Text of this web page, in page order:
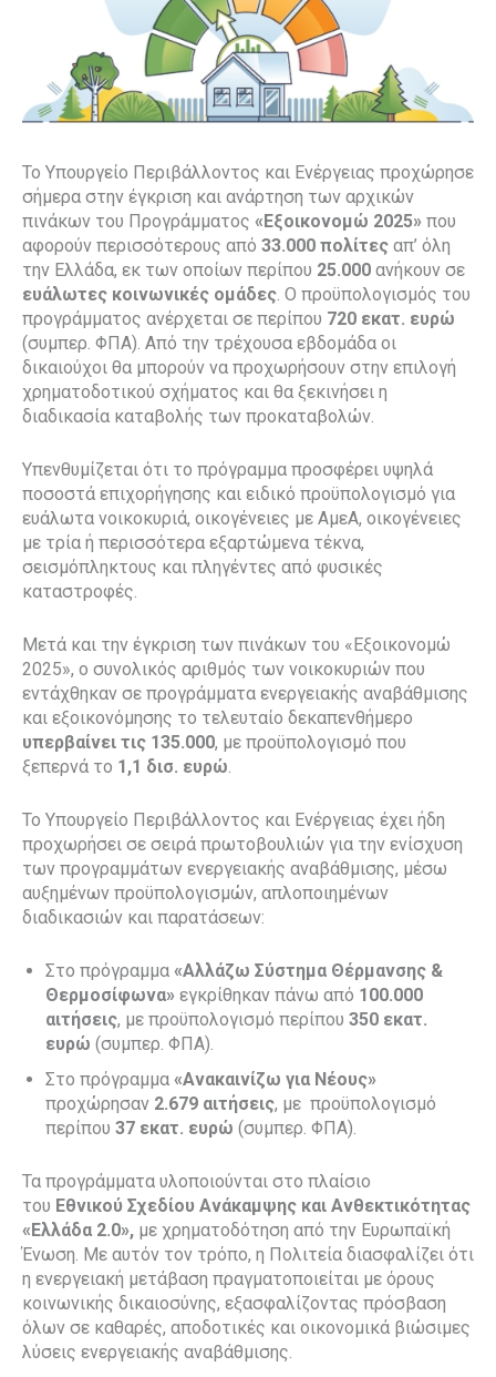
Το Υπουργείο Περιβάλλοντος και Ενέργειας προχώρησε
σήμερα στην έγκριση και ανάρτηση των αρχικών
πινάκων του Προγράμματος «Εξοικονομώ 2025» που
αφορούν περισσότερους από 33.000 πολίτες απ’ όλη
την Ελλάδα, εκ των οποίων περίπου 25.000 ανήκουν σε
ευάλωτες κοινωνικές ομάδες. Ο προϋπολογισμός του
προγράμματος ανέρχεται σε περίπου 720 εκατ. ευρώ
(συμπερ. ΦΠΑ). Από την τρέχουσα εβδομάδα οι
δικαιούχοι θα μπορούν να προχωρήσουν στην επιλογή
χρηματοδοτικού σχήματος και θα ξεκινήσει η
διαδικασία καταβολής των προκαταβολών.
Υπενθυμίζεται ότι το πρόγραμμα προσφέρει υψηλά
ποσοστά επιχορήγησης και ειδικό προϋπολογισμό για
ευάλωτα νοικοκυριά, οικογένειες με ΑμεΑ, οικογένειες
με τρία ή περισσότερα εξαρτώμενα τέκνα,
σεισμόπληκτους και πληγέντες από φυσικές
καταστροφές.
Μετά και την έγκριση των πινάκων του «Εξοικονομώ
2025», ο συνολικός αριθμός των νοικοκυριών που
εντάχθηκαν σε προγράμματα ενεργειακής αναβάθμισης
και εξοικονόμησης το τελευταίο δεκαπενθήμερο
υπερβαίνει τις 135.000, με προϋπολογισμό που
ξεπερνά το 1,1 δισ. ευρώ.
Το Υπουργείο Περιβάλλοντος και Ενέργειας έχει ήδη
προχωρήσει σε σειρά πρωτοβουλιών για την ενίσχυση
των προγραμμάτων ενεργειακής αναβάθμισης, μέσω
αυξημένων προϋπολογισμών, απλοποιημένων
διαδικασιών και παρατάσεων:
Στο πρόγραμμα «Αλλάζω Σύστημα Θέρμανσης &
Θερμοσίφωνα» εγκρίθηκαν πάνω από 100.000
αιτήσεις, με προϋπολογισμό περίπου 350 εκατ.
ευρώ (συμπερ. ΦΠΑ).
Στο πρόγραμμα «Ανακαινίζω για Νέους»
προχώρησαν 2.679 αιτήσεις, με προϋπολογισμό
περίπου 37 εκατ. ευρώ (συμπερ. ΦΠΑ).
Τα προγράμματα υλοποιούνται στο πλαίσιο
του Εθνικού Σχεδίου Ανάκαμψης και Ανθεκτικότητας
«Ελλάδα 2.0», με χρηματοδότηση από την Ευρωπαϊκή
Ένωση. Με αυτόν τον τρόπο, η Πολιτεία διασφαλίζει ότι
η ενεργειακή μετάβαση πραγματοποιείται με όρους
κοινωνικής δικαιοσύνης, εξασφαλίζοντας πρόσβαση
όλων σε καθαρές, αποδοτικές και οικονομικά βιώσιμες
λύσεις ενεργειακής αναβάθμισης.